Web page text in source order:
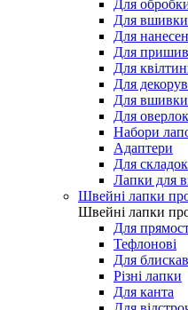
Для
Для вшивки
Для
Для
Для
Для
Для вшивки
Для
Набори
Адаптери
Для
Лапки для
Швейні лапки
Швейні лапки
Для
Тефлонові
Для
Різні лапки
Для канта